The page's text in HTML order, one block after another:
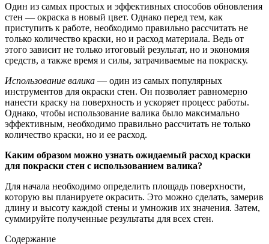
Один из самых простых и эффективных способов обновления
стен — окраска в новый цвет. Однако перед тем, как
приступить к работе, необходимо правильно рассчитать не
только количество краски, но и расход материала. Ведь от
этого зависит не только итоговый результат, но и экономия
средств, а также время и силы, затрачиваемые на покраску.
Использование валика — один из самых популярных
инструментов для окраски стен. Он позволяет равномерно
нанести краску на поверхность и ускоряет процесс работы.
Однако, чтобы использование валика было максимально
эффективным, необходимо правильно рассчитать не только
количество краски, но и ее расход.
Каким образом можно узнать ожидаемый расход краски
для покраски стен с использованием валика?
Для начала необходимо определить площадь поверхности,
которую вы планируете окрасить. Это можно сделать, замерив
длину и высоту каждой стены и умножив их значения. Затем,
суммируйте полученные результаты для всех стен.
Содержание